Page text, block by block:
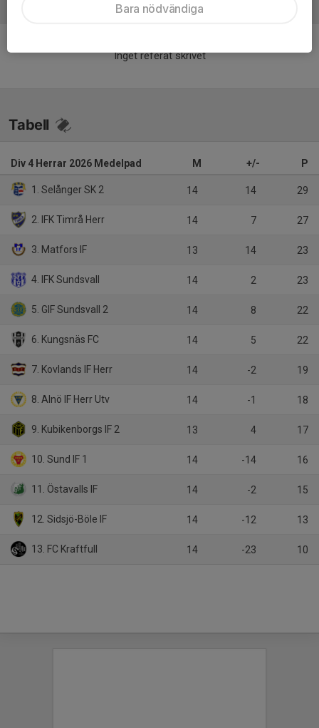
Inget referat skrivet
Tabell
Div 4 Herrar 2026 Medelpad M +/- P
1. Selånger SK 2 14 14 29
2. IFK Timrå Herr 14 7 27
3. Matfors IF 13 14 23
4. IFK Sundsvall 14 2 23
5. GIF Sundsvall 2 14 8 22
6. Kungsnäs FC 14 5 22
7. Kovlands IF Herr 14 -2 19
8. Alnö IF Herr Utv 14 -1 18
9. Kubikenborgs IF 2 13 4 17
10. Sund IF 1 14 -14 16
11. Östavalls IF 14 -2 15
12. Sidsjö-Böle IF 14 -12 13
13. FC Kraftfull 14 -23 10
Bara nödvändiga